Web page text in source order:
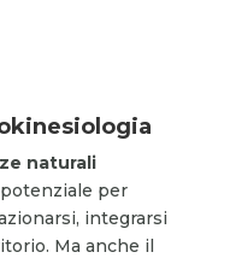
naturali
per
integrarsi
Ma anche il